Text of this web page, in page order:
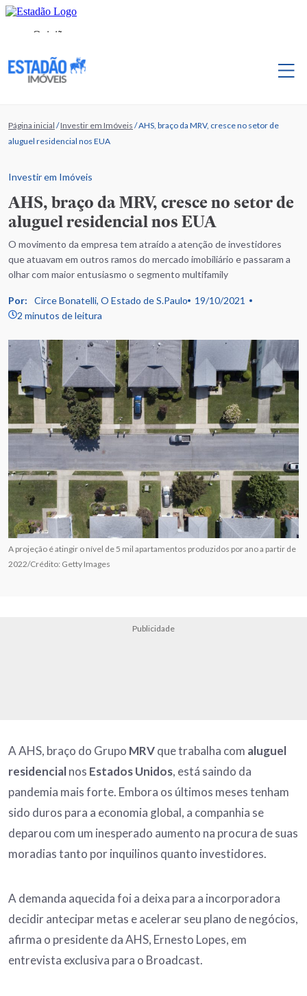
Página inicial /Investir em Imóveis /AHS, braço da MRV, cresce no setor de
aluguel residencial nos EUA
Investir em Imóveis
AHS, braço da MRV, cresce no setor de
aluguel residencial nos EUA
O movimento da empresa tem atraído a atenção de investidores
que atuavam em outros ramos do mercado imobiliário e passaram a
olhar com maior entusiasmo o segmento multifamily
Por: Circe Bonatelli, O Estado de S.Paulo
19/10/2021
2 minutos de leitura
A projeção é atingir o nível de 5 mil apartamentos produzidos por ano a partir de
2022/Crédito: Getty Images
Publicidade
A AHS, braço do Grupo MRVque trabalha com aluguel
residencialnos Estados Unidos, está saindo da
pandemia mais forte. Embora os últimos meses tenham
sido duros para a economia global, a companhia se
deparou com um inesperado aumento na procura de suas
moradias tanto por inquilinos quanto investidores.
A demanda aquecida foi a deixa para a incorporadora
decidir antecipar metas e acelerar seu plano de negócios,
afirma o presidente da AHS, Ernesto Lopes, em
entrevista exclusiva para o Broadcast.